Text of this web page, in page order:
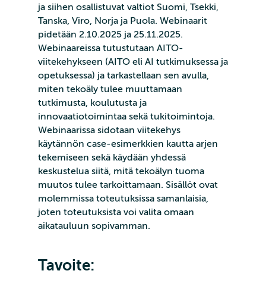
ja siihen osallistuvat valtiot Suomi, Tsekki,
Tanska, Viro, Norja ja Puola. Webinaarit
pidetään 2.10.2025 ja 25.11.2025.
Webinaareissa tutustutaan AITO-
viitekehykseen (AITO eli AI tutkimuksessa ja
opetuksessa) ja tarkastellaan sen avulla,
miten tekoäly tulee muuttamaan
tutkimusta, koulutusta ja
innovaatiotoimintaa sekä tukitoimintoja.
Webinaarissa sidotaan viitekehys
käytännön case-esimerkkien kautta arjen
tekemiseen sekä käydään yhdessä
keskustelua siitä, mitä tekoälyn tuoma
muutos tulee tarkoittamaan. Sisällöt ovat
molemmissa toteutuksissa samanlaisia,
joten toteutuksista voi valita omaan
aikatauluun sopivamman.
Tavoite: